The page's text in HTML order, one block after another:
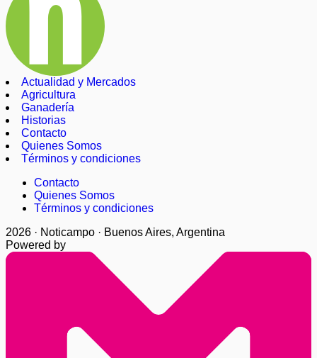
Actualidad y Mercados
Agricultura
Ganadería
Historias
Contacto
Quienes Somos
Términos y condiciones
Contacto
Quienes Somos
Términos y condiciones
2026 · Noticampo · Buenos Aires, Argentina
Powered by